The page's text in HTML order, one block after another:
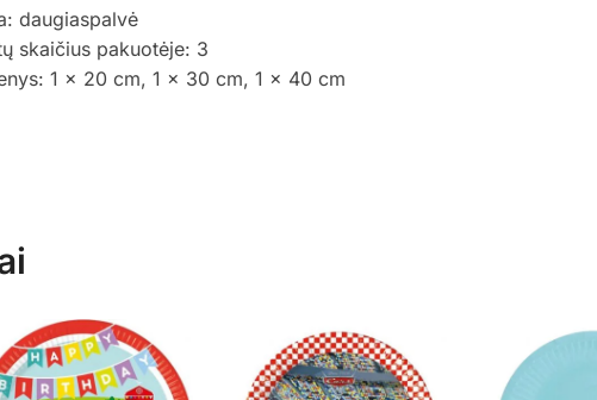
daugiaspalvė
skaičius pakuotėje: 3
1 x 20 cm, 1 x 30 cm, 1 x 40 cm